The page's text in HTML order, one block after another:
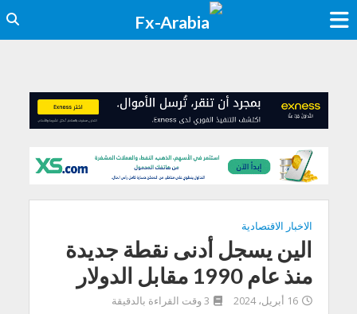
الاخبار الاقتصادية
الين يسجل أدنى نقطة جديدة
منذ عام 1990 مقابل الدولار
16 أبريل، 2024 3 وقت القراءة بالدقيقة